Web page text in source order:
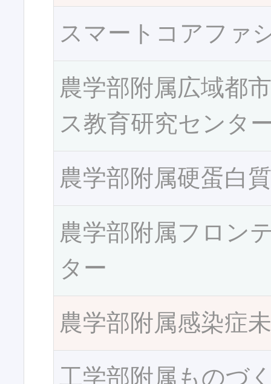
スマートコアファ
農学部附属広域都
ス教育研究センタ
農学部附属硬蛋白
農学部附属フロン
ター
農学部附属感染症
工学部附属ものづ